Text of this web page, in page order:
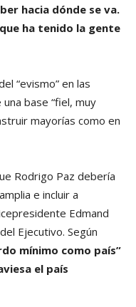
hacia dónde se va.
ha tenido la gente
“evismo” en las
base “fiel, muy
mayorías como en
Rodrigo Paz debería
e incluir a
Edmand
Ejecutivo. Según
mínimo como país”
el país